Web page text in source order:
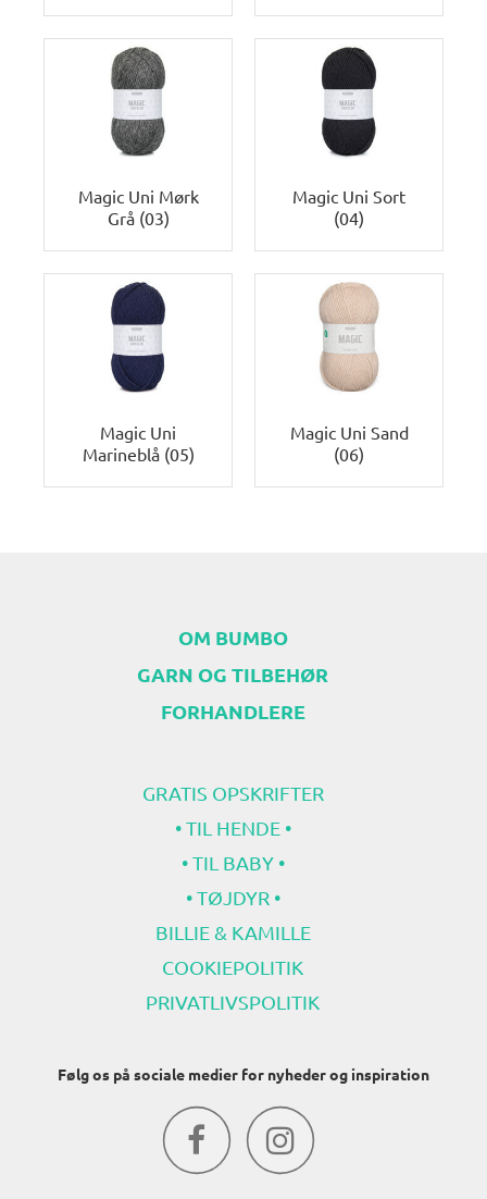
Magic Uni Mørk
Grå (03)
Magic Uni Sort
(04)
Magic Uni
Marineblå (05)
Magic Uni Sand
(06)
OM BUMBO
GARN OG TILBEHØR
FORHANDLERE
GRATIS OPSKRIFTER
• TIL HENDE •
• TIL BABY •
• TØJDYR •
BILLIE & KAMILLE
COOKIEPOLITIK
PRIVATLIVSPOLITIK
Følg os på sociale medier for nyheder og inspiration